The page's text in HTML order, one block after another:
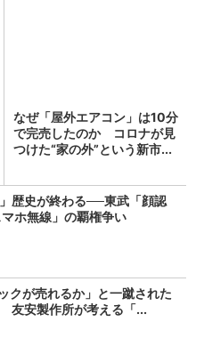
なぜ「屋外エアコン」は10分
で完売したのか コロナが見
つけた“家の外”という新市...
歴史が終わる──東武「顔認
ホ無線」の覇権争い
クが売れるか」と一蹴された
友安製作所が考える「...